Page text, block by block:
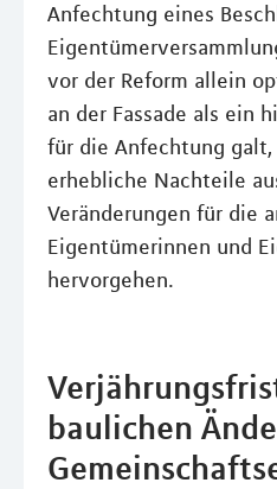
Anfechtung eines
vor der Reform allein
an der Fassade als ein
für die Anfechtung galt,
erhebliche Nachteile
Veränderungen für die
Eigentümerinnen und
hervorgehen.
baulichen